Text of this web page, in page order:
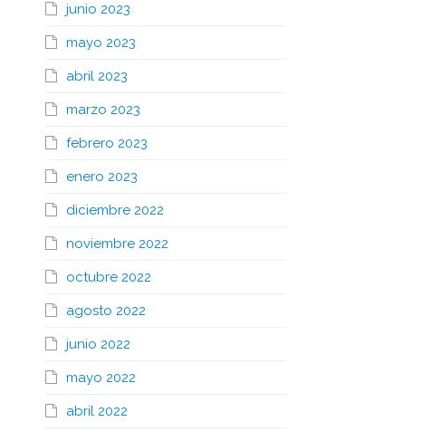
junio 2023
mayo 2023
abril 2023
marzo 2023
febrero 2023
enero 2023
diciembre 2022
noviembre 2022
octubre 2022
agosto 2022
junio 2022
mayo 2022
abril 2022